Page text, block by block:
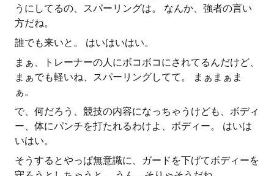
うにしてるの、スパーリングは。 なんか、強者の言い
方だね。
誰でも来いと。 はいはいはい。
まぁ、トレーナーの人にボコボコにされてるんだけど、
まぁでも軽いね、スパーリングしてて。 まぁまぁま
ぁ。
で、何だろう、競技の内容になっちゃうけども、ボディ
ー、体にパンチを打たれるわけよ、ボディー。 はいは
いはい。
そうするとやっぱ無意識に、ガードを下げてボディーを